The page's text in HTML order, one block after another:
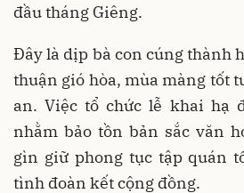
đầu tháng Giêng.
Đây là dịp bà con cúng thành
thuận gió hòa, mùa màng tốt
an. Việc tổ chức lễ khai hạ
nhằm bảo tồn bản sắc văn
gìn giữ phong tục tập quán
tình đoàn kết cộng đồng.